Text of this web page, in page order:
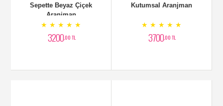
Sepette Beyaz Çiçek
Aranjman
★ ★ ★ ★ ★
3200,00 TL
Kutumsal Aranjman
★ ★ ★ ★ ★
3700,00 TL